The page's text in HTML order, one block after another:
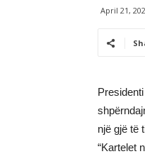
April 21,
një gjë të
“Kartelet